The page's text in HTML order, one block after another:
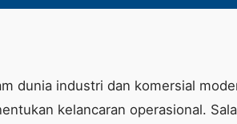
dunia industri dan komersial
kelancaran operasional.